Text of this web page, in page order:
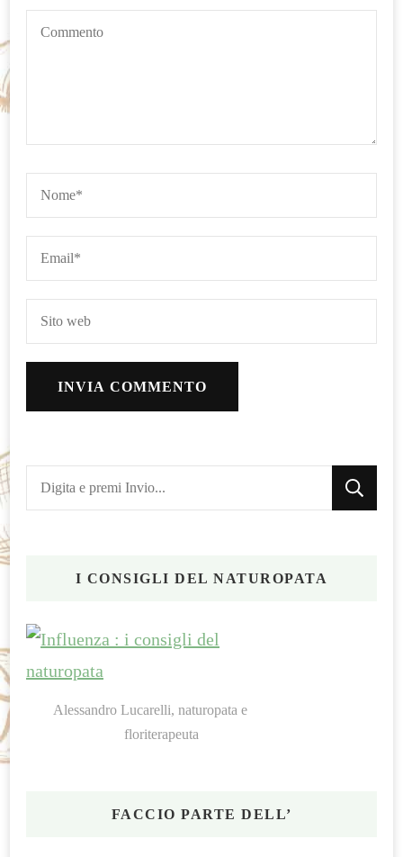
Cerchi
qualcosa?
I CONSIGLI DEL NATUROPATA
Alessandro Lucarelli, naturopata e
floriterapeuta
FACCIO PARTE DELL’